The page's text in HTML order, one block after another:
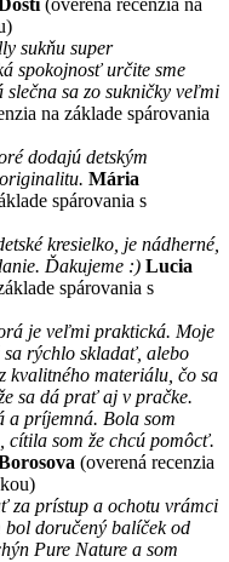
(overená recenzia na
sukňu super
spokojnosť určite sme
sa zo sukničky veľmi
na základe spárovania
dodajú detským
Mária
spárovania s
kresielko, je nádherné,
Ďakujeme :) Lucia
spárovania s
je veľmi praktická. Moje
rýchlo skladať, alebo
kvalitného materiálu, čo sa
sa dá prať aj v pračke.
a príjemná. Bola som
cítila som že chcú pomôcť.
(overená recenzia
za prístup a ochotu vrámci
doručený balíček od
Pure Nature a som